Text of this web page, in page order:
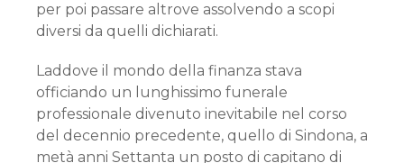
per poi passare altrove assolvendo a scopi
diversi da quelli dichiarati.
Laddove il mondo della finanza stava
officiando un lunghissimo funerale
professionale divenuto inevitabile nel corso
del decennio precedente, quello di Sindona, a
metà anni Settanta un posto di capitano di